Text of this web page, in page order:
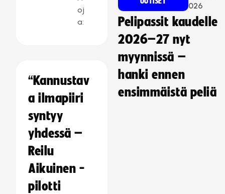
oj
a:
“Kannustav
a ilmapiiri
syntyy
yhdessä –
Reilu
Aikuinen -
pilotti
026
Pelipassit kaudelle
2026–27 nyt
myynnissä –
hanki ennen
ensimmäistä peliä